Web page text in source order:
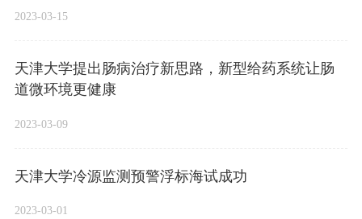
2023-03-15
天津大学提出肠病治疗新思路，新型给药系统让肠
道微环境更健康
2023-03-09
天津大学冷源监测预警浮标海试成功
2023-03-01